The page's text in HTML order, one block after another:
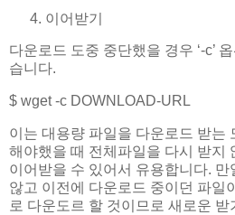
이어받기
다운로드 도중 중단했을 경우 ‘-c’
습니다.
$ wget -c DOWNLOAD-URL
이는 대용량 파일을 다운로드 받는
해야했을 때 전체파일을 다시 받지
이어받을 수 있어서 유용합니다. 만
않고 이전에 다운로드 중이던 파일
로 다운도르 할 것이므로 새로운 받